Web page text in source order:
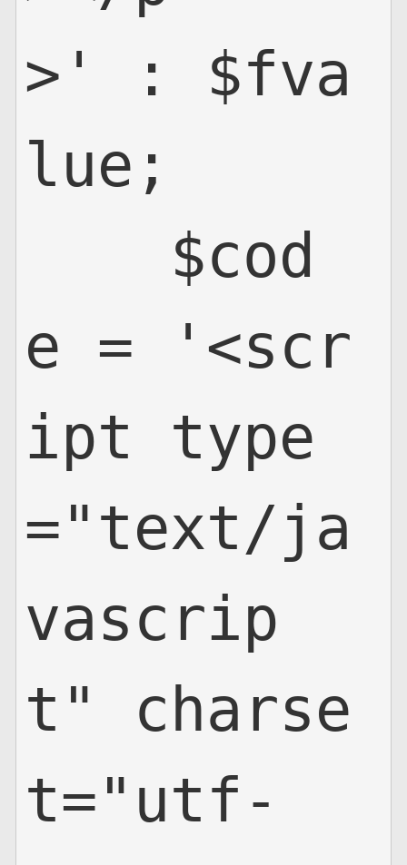
>' : $fva
lue;
$cod
e = '<scr
ipt type
="text/ja
vascrip
t" charse
t="utf-